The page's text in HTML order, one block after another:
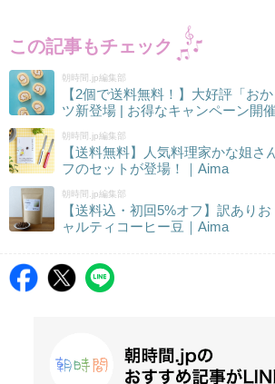
この記事もチェック
朝時間.jp編集部
【2個で送料無料！】大好評「お
ツ新登場 | お得なキャンペーン開
朝時間.jp編集部
【送料無料】人気料理家かな姐さ
フのセットが登場！｜Aima
朝時間.jp編集部
【送料込・初回5%オフ】訳あり
ャルティコーヒー豆｜Aima